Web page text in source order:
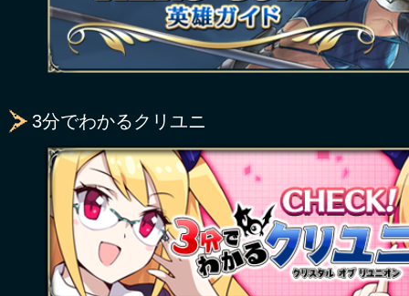
3分でわかるクリユニ